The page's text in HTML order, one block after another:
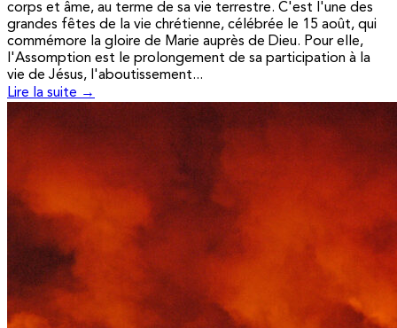
corps et âme, au terme de sa vie terrestre. C'est l'une des
grandes fêtes de la vie chrétienne, célébrée le 15 août, qui
commémore la gloire de Marie auprès de Dieu. Pour elle,
l'Assomption est le prolongement de sa participation à la
vie de Jésus, l'aboutissement...
Lire la suite →